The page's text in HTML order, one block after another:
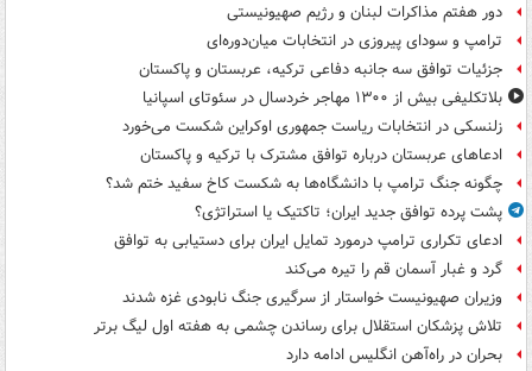
دور هفتم مذاکرات لبنان و رژیم صهیونیستی
ترامپ و سودای پیروزی در انتخابات میان‌دوره‌ای
جزئیات توافق سه جانبه دفاعی ترکیه، عربستان و پاکستان
بلاتکلیفی بیش از ۱۳۰۰ مهاجر خردسال در سئوتای اسپانیا
زلنسکی در انتخابات ریاست جمهوری اوکراین شکست می‌خورد
ادعاهای عربستان درباره توافق مشترک با ترکیه و پاکستان
چگونه جنگ ترامپ با دانشگاه‌ها به شکست کاخ سفید ختم شد؟
پشت پرده توافق جدید ایران؛ تاکتیک یا استراتژی؟
ادعای تکراری ترامپ درمورد تمایل ایران برای دستیابی به توافق
گرد و غبار آسمان قم را تیره می‌کند
وزیران صهیونیست خواستار از سرگیری جنگ نابودی غزه شدند
تلاش پزشکان استقلال برای رساندن چشمی به هفته اول لیگ برتر
بحران در راه‌آهن انگلیس ادامه دارد